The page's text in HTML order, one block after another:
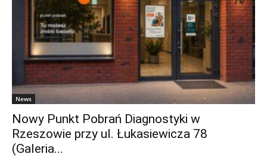
News
Nowy Punkt Pobrań Diagnostyki w
Rzeszowie przy ul. Łukasiewicza 78
(Galeria...